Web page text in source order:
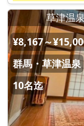
草津温
¥8,167～
群馬・草津温泉
10名迄